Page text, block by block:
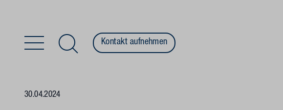
Kontakt aufnehmen
30.04.2024